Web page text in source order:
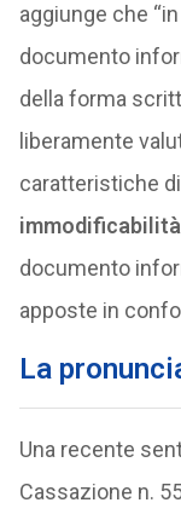
aggiunge che
documento
della forma
liberamente
caratteristiche di
immodificabilità
documento
apposte in
La
Una recente
Cassazione n.